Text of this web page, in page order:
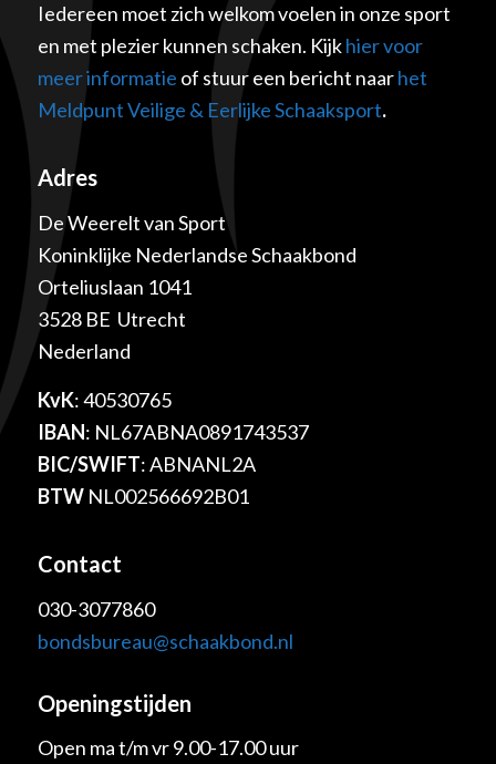
Iedereen moet zich welkom voelen in onze sport
en met plezier kunnen schaken. Kijkhier voor
meer informatie of stuur een bericht naarhet
Meldpunt Veilige & Eerlijke Schaaksport.
Adres
De Weerelt van Sport
Koninklijke Nederlandse Schaakbond
Orteliuslaan 1041
3528 BE Utrecht
Nederland
KvK: 40530765
IBAN: NL67ABNA0891743537
BIC/SWIFT: ABNANL2A
BTWNL002566692B01
Contact
030-3077860
bondsbureau@schaakbond.nl
Openingstijden
Open ma t/m vr 9.00-17.00 uur